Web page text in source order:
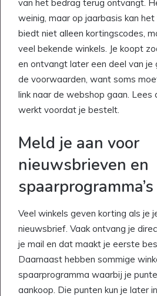
van het bedrag terug ontvangt.
weinig, maar op jaarbasis kan het
biedt niet alleen kortingscodes,
veel bekende winkels. Je koopt
en ontvangt later een deel van
de voorwaarden, want soms
link naar de webshop gaan.
werkt voordat je bestelt.
Meld je aan voor
nieuwsbrieven en
spaarprogramma’s
Veel winkels geven korting als je
nieuwsbrief. Vaak ontvang je
je mail en dat maakt je eerste
Daarnaast hebben sommige
spaarprogramma waarbij je
aankoop. Die punten kun je later